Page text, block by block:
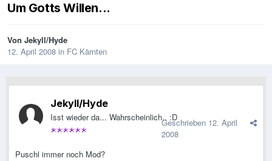
Um Gotts Willen...
Von Jekyll/Hyde
12. April 2008 in FC Kärnten
Jekyll/Hyde
Isst wieder da... Wahrscheinlich.. :DGeschrieben 12. April
2008
Puschl immer noch Mod?